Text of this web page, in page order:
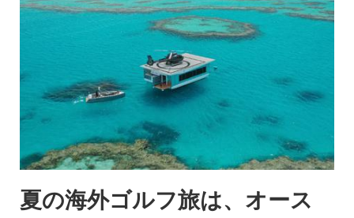
夏の海外ゴルフ旅は、オース